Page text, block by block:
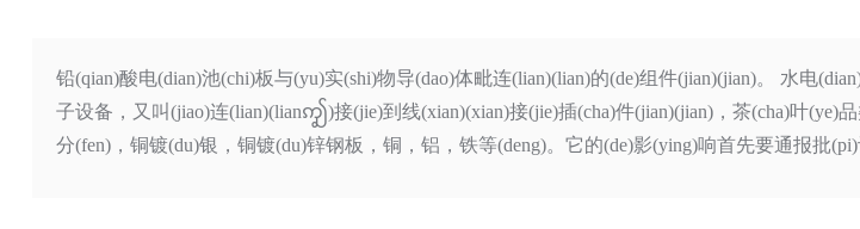
铅(qian)酸电(dian)池(chi)板与(yu)实(shi)物导(dao)体毗连(lian)(lian)的(de)组件(jian)(jian)。 水电
子设备，又叫(jiao)连(lian)(lianꩵ)接(jie)到线(xian)(xian)接(jie)插(cha)件(jian)(jian)，茶(cha)叶(ye)
分(fen)，铜镀(du)银，铜镀(du)锌钢板，铜，铝，铁等(deng)。它的(de)影(ying)响首先要通报批